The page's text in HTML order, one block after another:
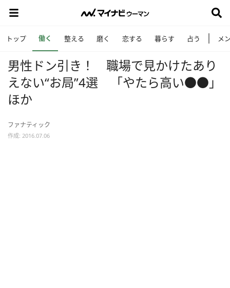
トップ 働く 整える 磨く 恋する 暮らす 占う メ
男性ドン引き！ 職場で見かけたあり
えない“お局”4選 「やたら高い●●」
ほか
ファナティック
作成: 2016.07.06